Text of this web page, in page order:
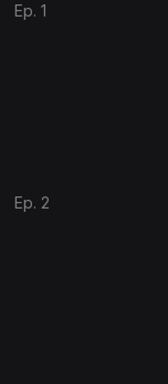
Ep. 1
Ep. 2